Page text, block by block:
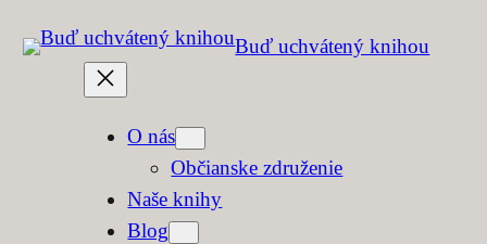
na
Buď uchvátený knihou
O nás
Občianske združenie
Naše knihy
Blog